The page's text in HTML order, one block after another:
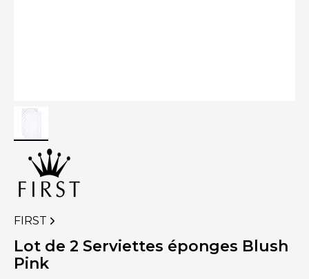
VOIR
PLUS
DE
PRODUITS
FIRST
Lot de 2 Serviettes éponges Blush
Pink